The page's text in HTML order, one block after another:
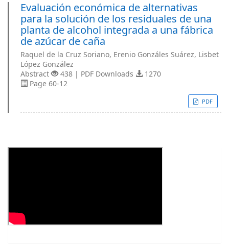
Evaluación económica de alternativas
para la solución de los residuales de una
planta de alcohol integrada a una fábrica
de azúcar de caña
Raquel de la Cruz Soriano, Erenio Gonzáles Suárez, Lisbet
López González
Abstract
438 | PDF Downloads
1270
Page 60-12
PDF